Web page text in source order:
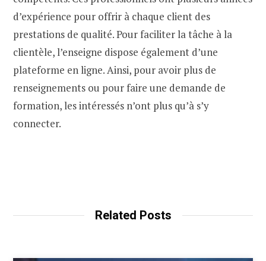
d’expérience pour offrir à chaque client des
prestations de qualité. Pour faciliter la tâche à la
clientèle, l’enseigne dispose également d’une
plateforme en ligne. Ainsi, pour avoir plus de
renseignements ou pour faire une demande de
formation, les intéressés n’ont plus qu’à s’y
connecter.
Related Posts